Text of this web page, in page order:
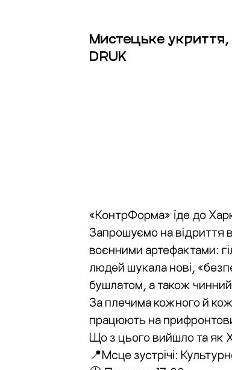
Мистецьке
DRUK
«КонтрФорма» їде до
Запрошуємо на відриття
воєнними артефактами:
людей шукала нові,
бушлатом, а також
За плечима кожного й
працюють на
Що з цього вийшло та як
📍Мсце зустрічі: